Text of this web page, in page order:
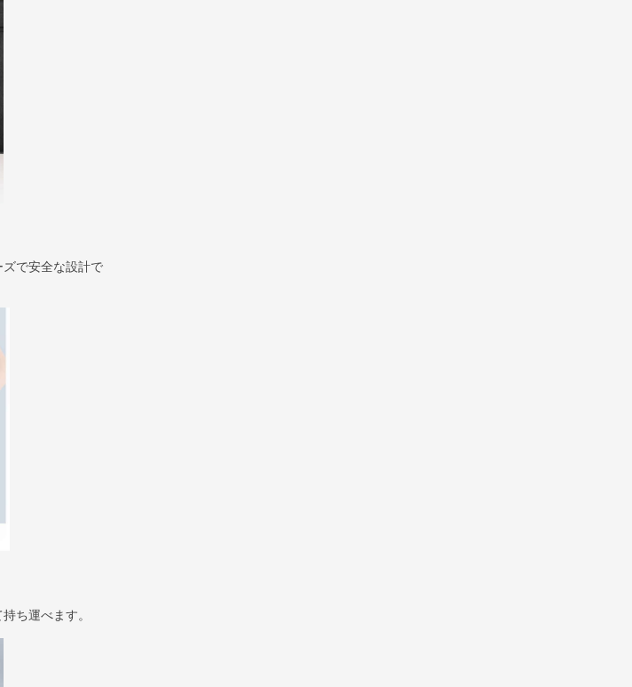
で安全な設計で
ち運べます。